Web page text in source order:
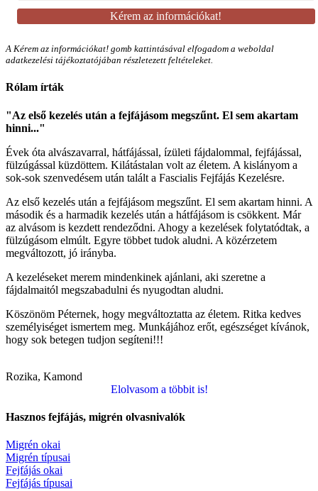
A Kérem az információkat! gomb kattintásával elfogadom a weboldal
adatkezelési tájékoztatójában részletezett feltételeket.
Rólam írták
"Az első kezelés után a fejfájásom megszűnt. El sem akartam
hinni..."
Évek óta alvászavarral, hátfájással, ízületi fájdalommal, fejfájással,
fülzúgással küzdöttem. Kilátástalan volt az életem. A kislányom a
sok-sok szenvedésem után talált a Fascialis Fejfájás Kezelésre.
Az első kezelés után a fejfájásom megszűnt. El sem akartam hinni. A
második és a harmadik kezelés után a hátfájásom is csökkent. Már
az alvásom is kezdett rendeződni. Ahogy a kezelések folytatódtak, a
fülzúgásom elmúlt. Egyre többet tudok aludni. A közérzetem
megváltozott, jó irányba.
A kezeléseket merem mindenkinek ajánlani, aki szeretne a
fájdalmaitól megszabadulni és nyugodtan aludni.
Köszönöm Péternek, hogy megváltoztatta az életem. Ritka kedves
személyiséget ismertem meg. Munkájához erőt, egészséget kívánok,
hogy sok betegen tudjon segíteni!!!
Rozika, Kamond
Elolvasom a többit is!
Hasznos fejfájás, migrén olvasnivalók
Migrén okai
Migrén típusai
Fejfájás okai
Fejfájás típusai